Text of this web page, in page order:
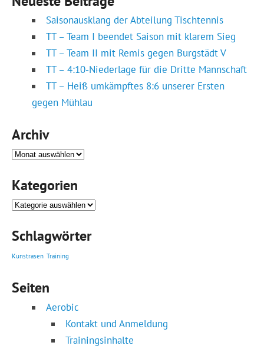
Saisonausklang der Abteilung Tischtennis
TT – Team I beendet Saison mit klarem Sieg
TT – Team II mit Remis gegen Burgstädt V
TT – 4:10-Niederlage für die Dritte Mannschaft
TT – Heiß umkämpftes 8:6 unserer Ersten
gegen Mühlau
Archiv
Archiv
Kategorien
Kategorien
Schlagwörter
Kunstrasen Training
Seiten
Aerobic
Kontakt und Anmeldung
Trainingsinhalte